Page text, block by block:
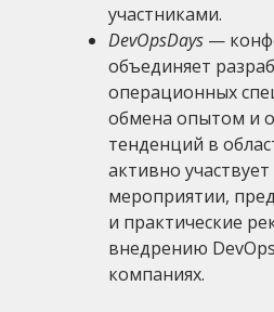
участниками.
DevOpsDays —
объединяет
операционных
обмена опытом и
тенденций в
активно
мероприятии,
и практические
внедрению
компаниях.